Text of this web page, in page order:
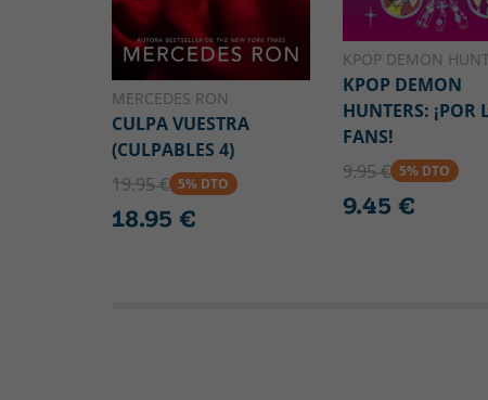
MERCEDES RON
CULPA VUESTRA
(CULPABLES 4)
19.95 € 5% DTO
18.95 €
KPOP DEMON
KPOP DEMON
HUNTERS: ¡POR
FANS!
9.95 € 5% DTO
9.45 €